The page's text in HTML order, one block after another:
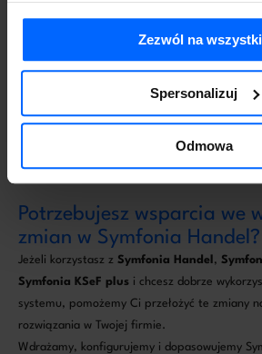
Zezwól na
Spersonalizuj
Odmowa
lepsza zgodność z wymaganiami
dla
sprawniejsza praca działu handlowego i
w dostosowaniu
Dla wielu firm to nie są tylko techniczne
usprawnienia, które wpływają na szybkość
Potrzebujesz wsparcia we
zmian w Symfonia Handel?
Jeżeli korzystasz z Symfonia Handel ,
Symfonia KSeF plus i chcesz dobrze
systemu, pomożemy Ci przełożyć te zmiany
rozwiązania w Twojej firmie.
Wdrażamy, konfigurujemy i dopasowujemy